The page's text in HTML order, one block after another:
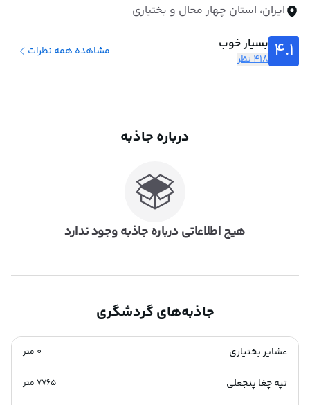
ایران، استان چهار محال و بختیاری
4.1 بسیار خوب
418 نظر
مشاهده همه نظرات
درباره جاذبه
هیچ اطلاعاتی درباره جاذبه وجود ندارد
جاذبه‌های گردشگری
عشایر بختیاری 0 متر
تپه چغا پنجعلی 7765متر